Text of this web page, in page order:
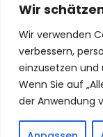
Wir
Wir verwenden
verbessern,
einzusetzen und
Wenn Sie auf
der Anwendung